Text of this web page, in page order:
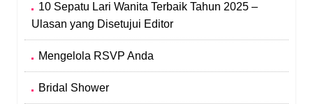
10 Sepatu Lari Wanita Terbaik Tahun 2025 –
Ulasan yang Disetujui Editor
Mengelola RSVP Anda
Bridal Shower